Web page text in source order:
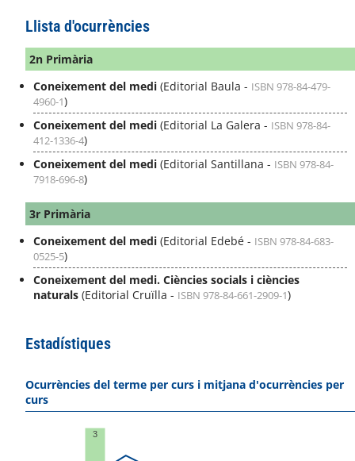
Llista d'ocurrències
2n Primària
Coneixement del medi (Editorial Baula - ISBN 978-84-479-
4960-1)
Coneixement del medi (Editorial La Galera - ISBN 978-84-
412-1336-4)
Coneixement del medi (Editorial Santillana - ISBN 978-84-
7918-696-8)
3r Primària
Coneixement del medi (Editorial Edebé - ISBN 978-84-683-
0525-5)
Coneixement del medi. Ciències socials i ciències
naturals (Editorial Cruïlla - ISBN 978-84-661-2909-1)
Estadístiques
Ocurrències del terme per curs i mitjana d'ocurrències per
curs
3